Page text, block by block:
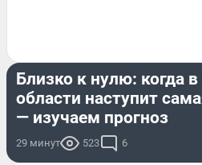
Близко к нулю: когда
области наступит
— изучаем прогноз
29 минут 523 6